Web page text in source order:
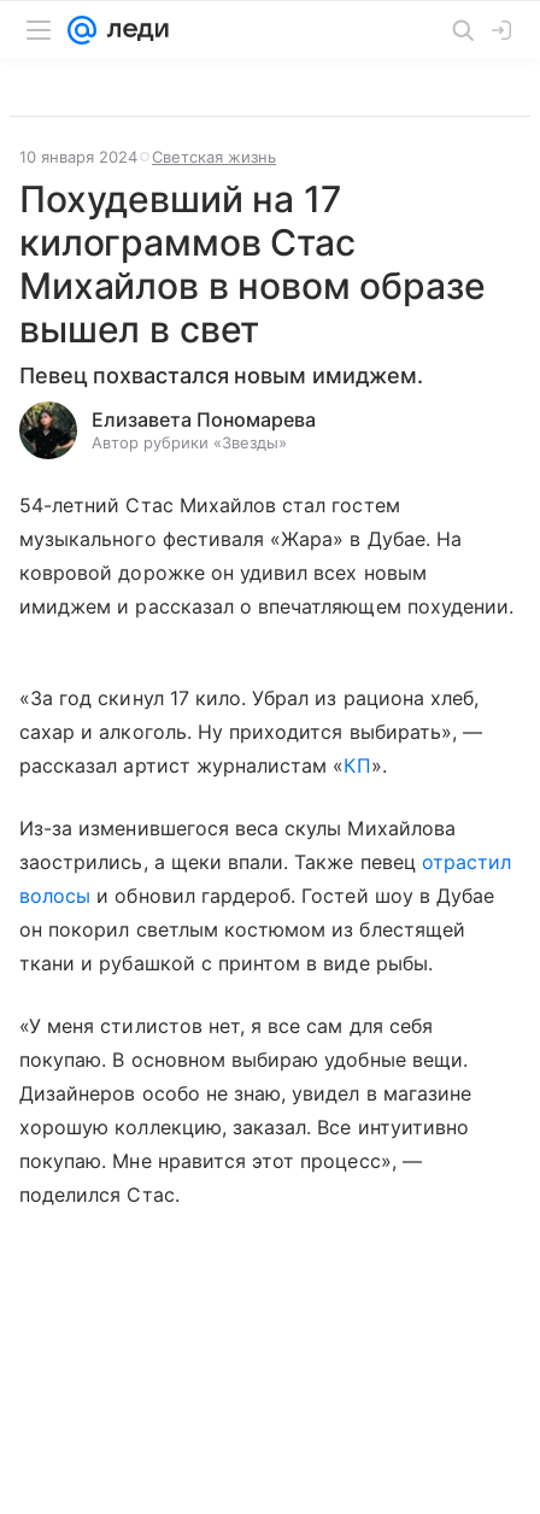
10 января 2024 Светская жизнь
Похудевший на 17
килограммов Стас
Михайлов в новом образе
вышел в свет
Певец похвастался новым имиджем.
Елизавета Пономарева
Автор рубрики «Звезды»
54-летний Стас Михайлов стал гостем
музыкального фестиваля «Жара» в Дубае. На
ковровой дорожке он удивил всех новым
имиджем и рассказал о впечатляющем похудении.
«За год скинул 17 кило. Убрал из рациона хлеб,
сахар и алкоголь. Ну приходится выбирать», —
рассказал артист журналистам «КП».
Из-за изменившегося веса скулы Михайлова
заострились, а щеки впали. Также певец отрастил
волосы и обновил гардероб. Гостей шоу в Дубае
он покорил светлым костюмом из блестящей
ткани и рубашкой с принтом в виде рыбы.
«У меня стилистов нет, я все сам для себя
покупаю. В основном выбираю удобные вещи.
Дизайнеров особо не знаю, увидел в магазине
хорошую коллекцию, заказал. Все интуитивно
покупаю. Мне нравится этот процесс», —
поделился Стас.